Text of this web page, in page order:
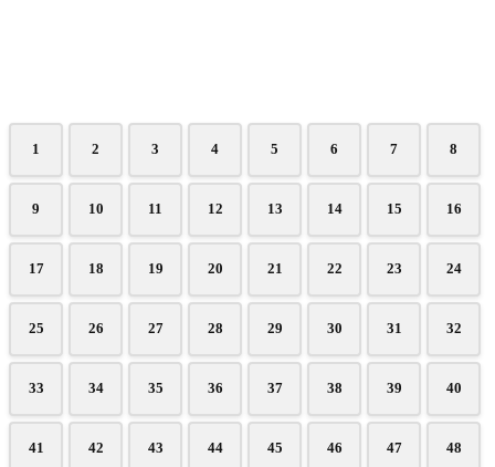
1 2 3 4 5 6 7 8
9 10 11 12 13 14 15 16
17 18 19 20 21 22 23 24
25 26 27 28 29 30 31 32
33 34 35 36 37 38 39 40
41 42 43 44 45 46 47 48